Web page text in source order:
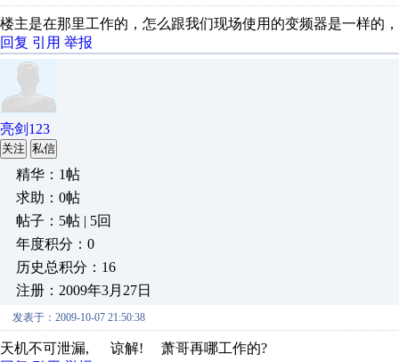
楼主是在那里工作的，怎么跟我们现场使用的变频器是一样的
回复 引用 举报
亮剑123
关注 私信
精华：1帖
求助：0帖
帖子：5帖 | 5回
年度积分：0
历史总积分：16
注册：2009年3月27日
发表于：2009-10-07 21:50:38
天机不可泄漏, 谅解! 萧哥再哪工作的?